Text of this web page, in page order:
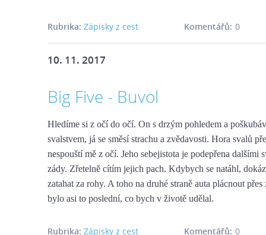
Rubrika: Zápisky z cest 0
Komentářů:
10. 11. 2017
Big Five - Buvol
Hledíme si z očí do očí. On s drzým pohledem a
svalstvem, já se směsí strachu a zvědavosti. Hora svalů
nespouští mě z očí. Jeho sebejistota je podepřena dalšími
zády. Zřetelně cítím jejich pach. Kdybych se natáhl,
zatahat za rohy. A toho na druhé straně auta plácnout
bylo asi to poslední, co bych v životě udělal.
Rubrika: Zápisky z cest 0
Komentářů: